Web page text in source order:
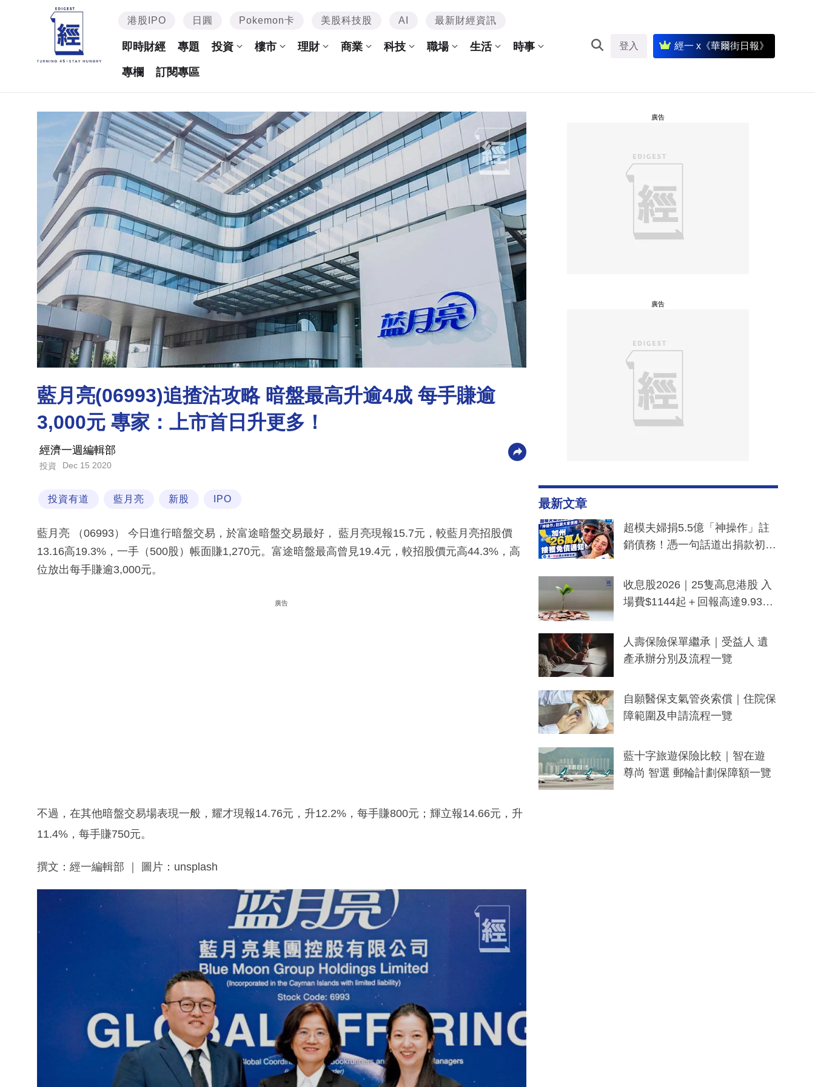
港股IPO 日圓 Pokemon卡 美股科技股 AI 最新財經資訊
即時財經 專題 投資 樓市 理財 商業 科技 職場 生活 時事
專欄 訂閱專區
登入 經一 x《華爾街日報》
藍月亮(06993)追揸沽攻略 暗盤最高升逾4成 每手賺逾
3,000元 專家：上市首日升更多！
經濟一週編輯部
投資 Dec 15 2020
投資有道 藍月亮 新股 IPO
藍月亮 （06993） 今日進行暗盤交易，於富途暗盤交易最好， 藍月亮現報15.7元，較藍月亮招股價
13.16高19.3%，一手（500股）帳面賺1,270元。富途暗盤最高曾見19.4元，較招股價元高44.3%，高
位放出每手賺逾3,000元。
廣告
不過，在其他暗盤交易場表現一般，耀才現報14.76元，升12.2%，每手賺800元；輝立報14.66元，升
11.4%，每手賺750元。
撰文：經一編輯部 ｜ 圖片：unsplash
廣告
廣告
最新文章
超模夫婦捐5.5億「神操作」註
銷債務！憑一句話道出捐款初
一度被誤當詐騙手段
收息股2026｜25隻高息港股 入
場費$1144起＋回報高達9.93
人壽保險保單繼承｜受益人 遺
產承辦分別及流程一覽
自願醫保支氣管炎索償｜住院保
障範圍及申請流程一覽
藍十字旅遊保險比較｜智在遊
尊尚 智選 郵輪計劃保障額一覽